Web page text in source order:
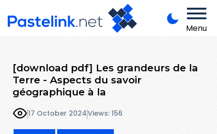
Menu
[download pdf] Les grandeurs de la
Terre - Aspects du savoir
géographique à la
17 October 2024Views: 156